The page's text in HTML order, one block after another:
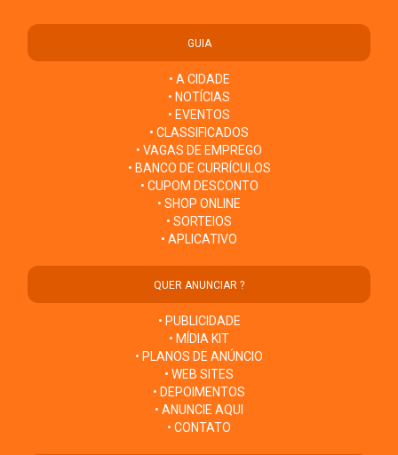
GUIA
• A CIDADE
• NOTÍCIAS
• EVENTOS
• CLASSIFICADOS
• VAGAS DE EMPREGO
• BANCO DE CURRÍCULOS
• CUPOM DESCONTO
• SHOP ONLINE
• SORTEIOS
• APLICATIVO
QUER ANUNCIAR ?
• PUBLICIDADE
• MÍDIA KIT
• PLANOS DE ANÚNCIO
• WEB SITES
• DEPOIMENTOS
• ANUNCIE AQUI
• CONTATO